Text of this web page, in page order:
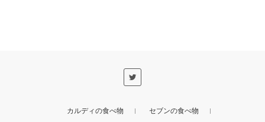
カルディの食べ物 セブンの食べ物